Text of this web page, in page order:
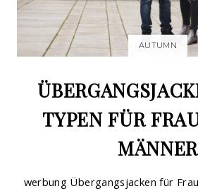
AUTUMN
TYPEN FÜR
MÄNNER
werbung Übergangsjacken für